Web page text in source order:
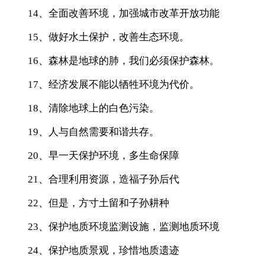
14、全面改善环境，加强城市改革开放功能
15、做好水土保护，改善生态环境。
16、森林是地球的肺，我们必须保护森林。
17、经济发展不能以牺牲环境为代价。
18、清除地球上的白色污染。
19、人与自然需要和谐共存。
20、早一天保护环境，多生命保障
21、合理利用资源，造福子孙后代
22、但是，方寸土留和子孙耕种
23、保护地质环境监测设施，监测地质环境
24、保护地质景观，珍惜地质遗迹